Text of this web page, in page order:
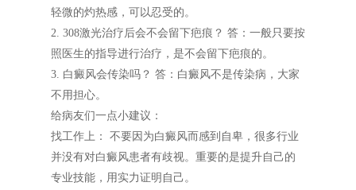
轻微的灼热感，可以忍受的。
2. 308激光治疗后会不会留下疤痕？ 答：一般只要按
照医生的指导进行治疗，是不会留下疤痕的。
3. 白癜风会传染吗？ 答：白癜风不是传染病，大家
不用担心。
给病友们一点小建议：
找工作上： 不要因为白癜风而感到自卑，很多行业
并没有对白癜风患者有歧视。重要的是提升自己的
专业技能，用实力证明自己。